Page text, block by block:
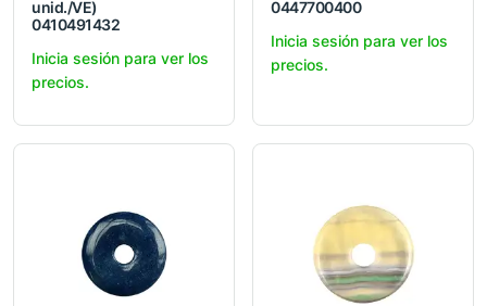
unid./VE)
0410491432
Inicia sesión para ver los
precios.
0447700400
Inicia sesión para ver los
precios.